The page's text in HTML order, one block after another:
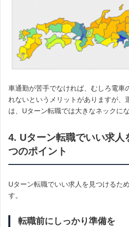
車通勤が苦手でなければ、むしろ電車
れないというメリットがありますが、
は、Uターン転職では大きなネックに
4. Uターン転職でいい求人
つのポイント
Uターン転職でいい求人を見つけるた
す。
転職前にしっかり準備を